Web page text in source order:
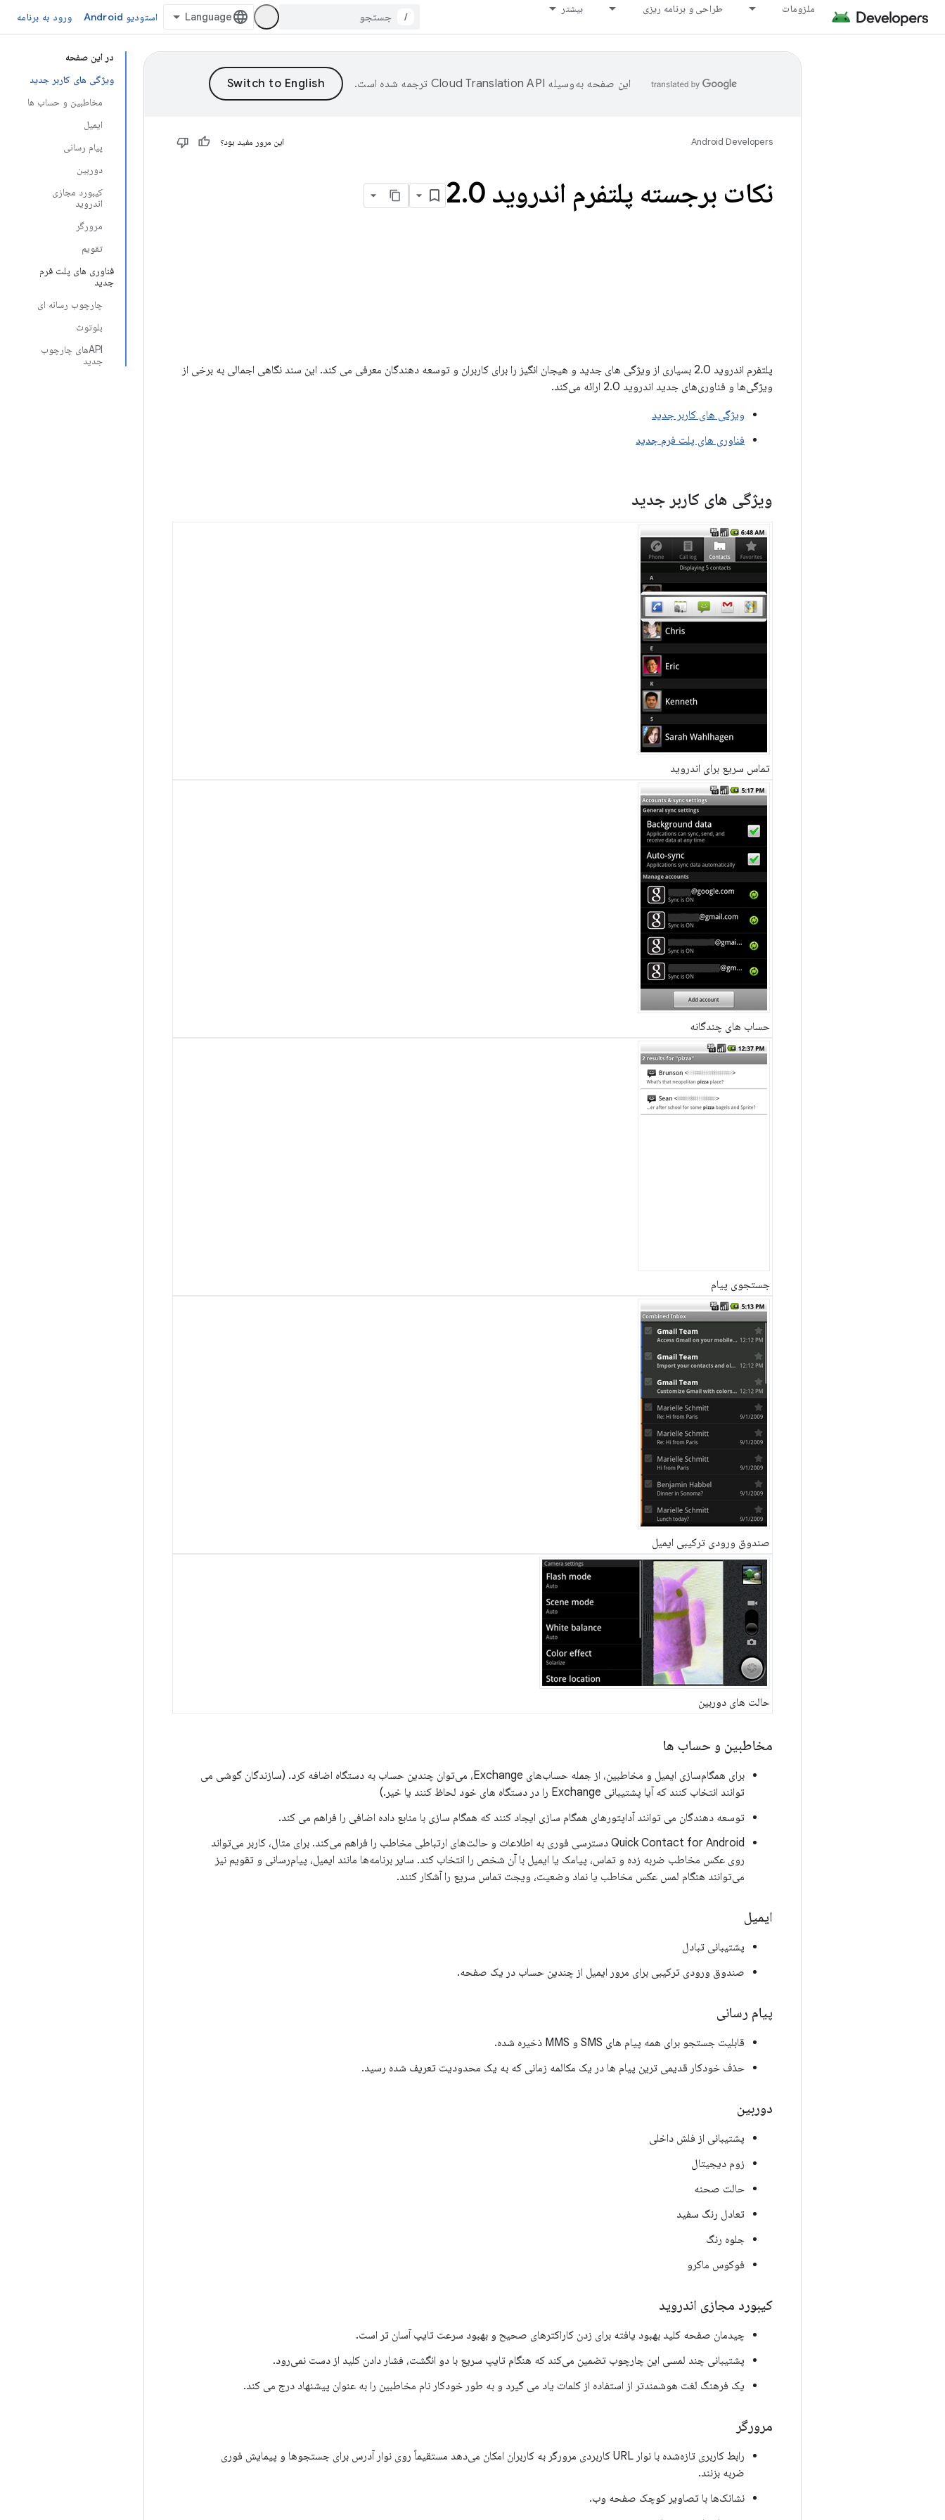
ملزومات طراحی و برنامه ریزی بیشتر
/ استودیو Android ورود به برنامه
در این صفحه
ویژگی های کاربر جدید
مخاطبین و حساب ها
ایمیل
پیام رسانی
دوربین
کیبورد مجازی
اندروید
مرورگر
تقویم
فناوری های پلت فرم
جدید
چارچوب رسانه ای
بلوتوث
APIهای چارچوب
جدید
این صفحه به‌وسیله ترجمه شده است.
Android Developers این مرور مفید بود؟
نکات برجسته پلتفرم اندروید 2 .0
پلتفرم اندروید 2.0 بسیاری از ویژگی های جدید و هیجان انگیز را برای کاربران و توسعه دهندگان معرفی می کند. این سند نگاهی اجمالی به برخی از
ویژگی‌ها و فناوری‌های جدید اندروید 2.0 ارائه می‌کند.
ویژگی های کاربر جدید
فناوری های پلت فرم جدید
ویژگی های کاربر جدید
تماس سریع برای اندروید
حساب های چندگانه
جستجوی پیام
صندوق ورودی ترکیبی ایمیل
حالت های دوربین
مخاطبین و حساب ها
برای همگام‌سازی ایمیل و مخاطبین، از جمله حساب‌های Exchange، می‌توان چندین حساب به دستگاه اضافه کرد. (سازندگان گوشی می
توانند انتخاب کنند که آیا پشتیبانی Exchange را در دستگاه های خود لحاظ کنند یا خیر.)
توسعه دهندگان می توانند آداپتورهای همگام سازی ایجاد کنند که همگام سازی با منابع داده اضافی را فراهم می کند.
Quick Contact for Android دسترسی فوری به اطلاعات و حالت‌های ارتباطی مخاطب را فراهم می‌کند. برای مثال، کاربر می‌تواند
روی عکس مخاطب ضربه زده و تماس، پیامک یا ایمیل با آن شخص را انتخاب کند. سایر برنامه‌ها مانند ایمیل، پیام‌رسانی و تقویم نیز
می‌توانند هنگام لمس عکس مخاطب یا نماد وضعیت، ویجت تماس سریع را آشکار کنند.
ایمیل
پشتیبانی تبادل
صندوق ورودی ترکیبی برای مرور ایمیل از چندین حساب در یک صفحه.
پیام رسانی
قابلیت جستجو برای همه پیام های SMS و MMS ذخیره شده.
حذف خودکار قدیمی ترین پیام ها در یک مکالمه زمانی که به یک محدودیت تعریف شده رسید.
دوربین
پشتیبانی از فلش داخلی
زوم دیجیتال
حالت صحنه
تعادل رنگ سفید
جلوه رنگ
فوکوس ماکرو
کیبورد مجازی اندروید
چیدمان صفحه کلید بهبود یافته برای زدن کاراکترهای صحیح و بهبود سرعت تایپ آسان تر است.
پشتیبانی چند لمسی این چارچوب تضمین می‌کند که هنگام تایپ سریع با دو انگشت، فشار دادن کلید از دست نمی‌رود.
یک فرهنگ لغت هوشمندتر از استفاده از کلمات یاد می گیرد و به طور خودکار نام مخاطبین را به عنوان پیشنهاد درج می کند.
مرورگر
رابط کاربری تازه‌شده با نوار URL کاربردی مرورگر به کاربران امکان می‌دهد مستقیماً روی نوار آدرس برای جستجوها و پیمایش فوری
ضربه بزنند.
نشانک‌ها با تصاویر کوچک صفحه وب.